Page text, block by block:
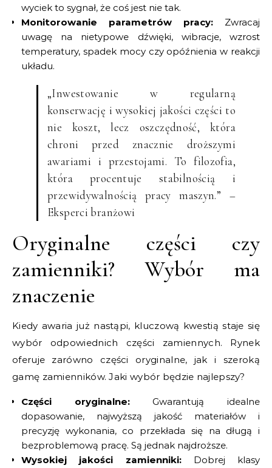
wyciek to sygnał, że coś jest nie tak.
Monitorowanie parametrów pracy: Zwracaj
uwagę na nietypowe dźwięki, wibracje, wzrost
temperatury, spadek mocy czy opóźnienia w reakcji
układu.
„Inwestowanie w regularną
konserwację i wysokiej jakości części to
nie koszt, lecz oszczędność, która
chroni przed znacznie droższymi
awariami i przestojami. To filozofia,
która procentuje stabilnością i
przewidywalnością pracy maszyn.” –
Eksperci branżowi
Oryginalne części czy
zamienniki? Wybór ma
znaczenie
Kiedy awaria już nastąpi, kluczową kwestią staje się
wybór odpowiednich części zamiennych. Rynek
oferuje zarówno części oryginalne, jak i szeroką
gamę zamienników. Jaki wybór będzie najlepszy?
Części oryginalne:Gwarantują idealne
dopasowanie, najwyższą jakość materiałów i
precyzję wykonania, co przekłada się na długą i
bezproblemową pracę. Są jednak najdroższe.
Wysokiej jakości zamienniki:Dobrej klasy